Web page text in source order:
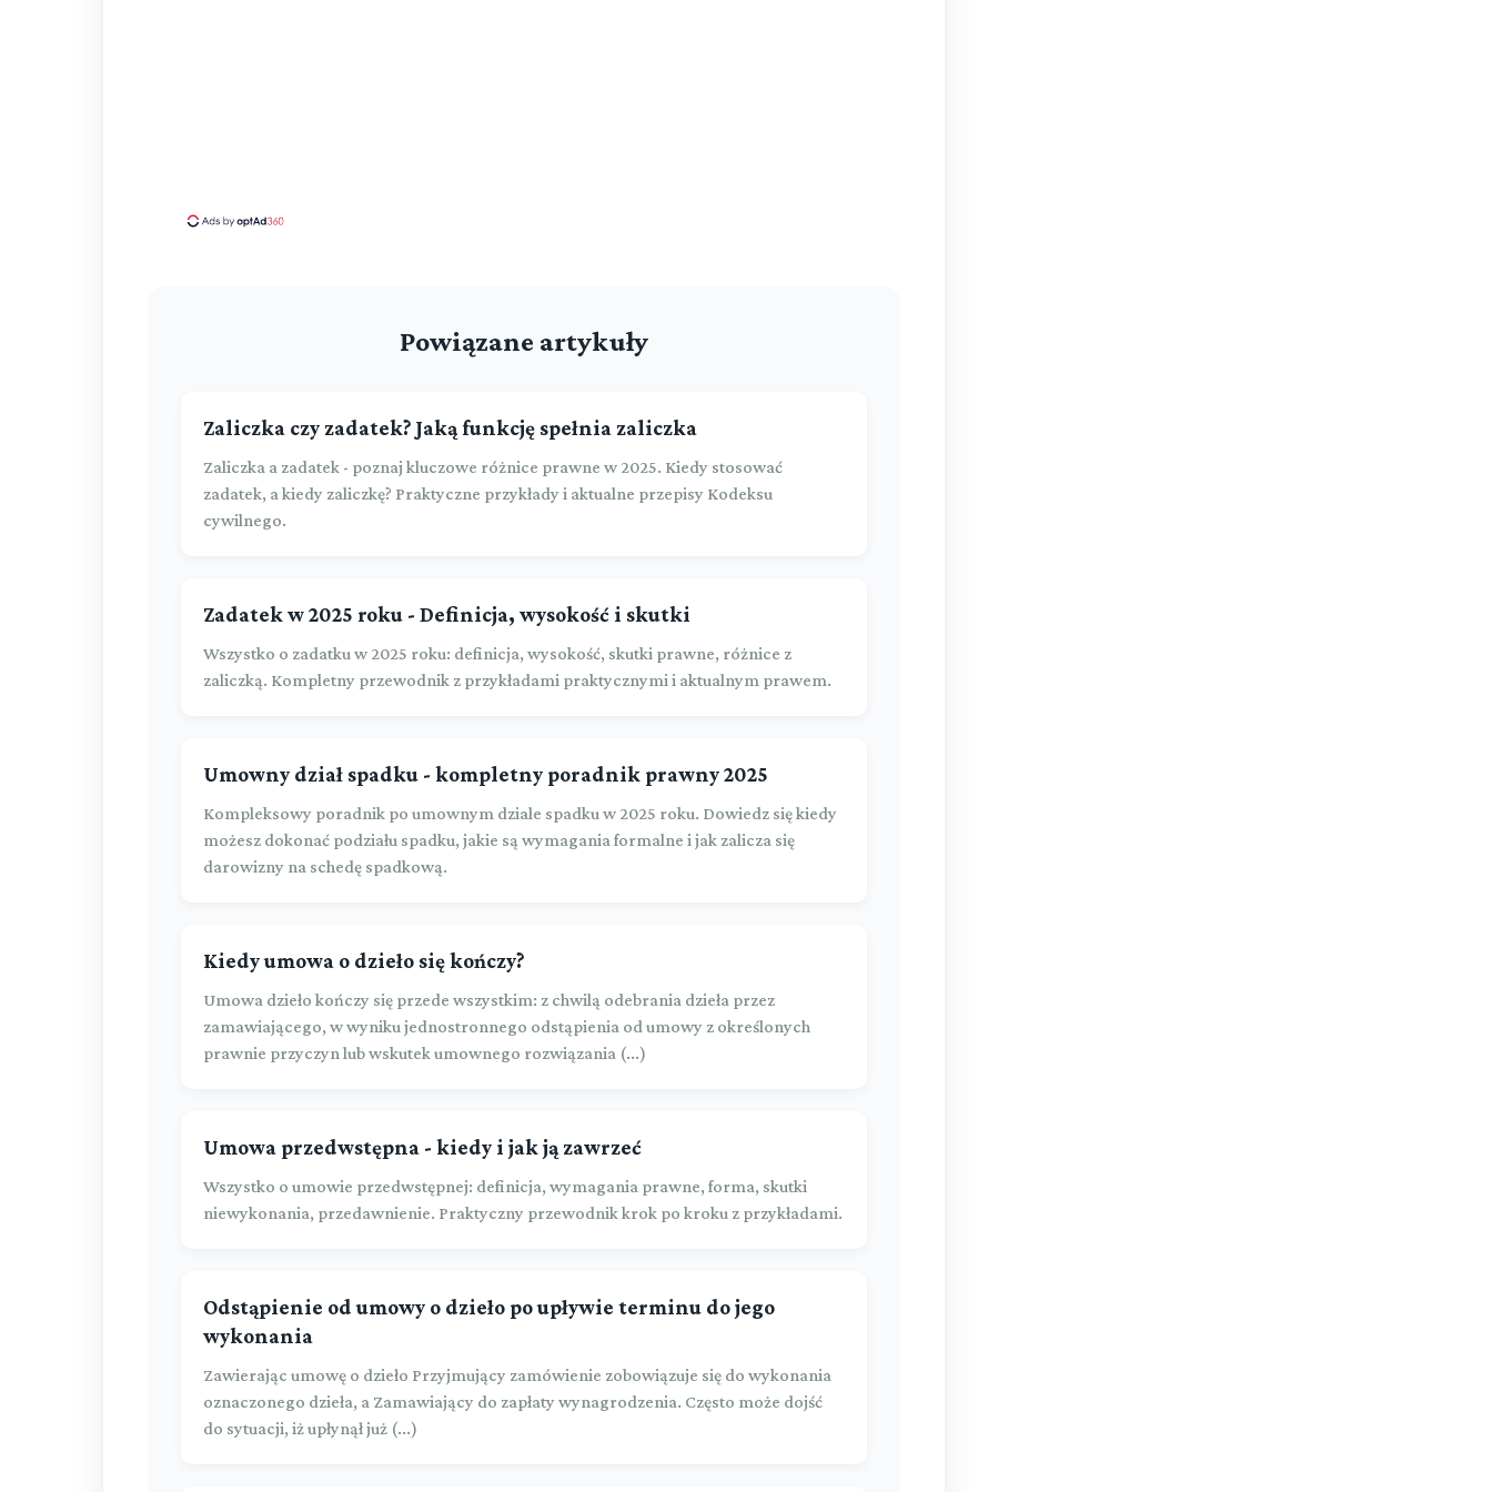
Powiązane artykuły
Zaliczka czy zadatek? Jaką funkcję spełnia zaliczka
Zaliczka a zadatek - poznaj kluczowe różnice prawne w 2025. Kiedy stosować
zadatek, a kiedy zaliczkę? Praktyczne przykłady i aktualne przepisy Kodeksu
cywilnego.
Zadatek w 2025 roku - Definicja, wysokość i skutki
Wszystko o zadatku w 2025 roku: definicja, wysokość, skutki prawne, różnice z
zaliczką. Kompletny przewodnik z przykładami praktycznymi i aktualnym prawem.
Umowny dział spadku - kompletny poradnik prawny 2025
Kompleksowy poradnik po umownym dziale spadku w 2025 roku. Dowiedz się kiedy
możesz dokonać podziału spadku, jakie są wymagania formalne i jak zalicza się
darowizny na schedę spadkową.
Kiedy umowa o dzieło się kończy?
Umowa dzieło kończy się przede wszystkim: z chwilą odebrania dzieła przez
zamawiającego, w wyniku jednostronnego odstąpienia od umowy z określonych
prawnie przyczyn lub wskutek umownego rozwiązania (...)
Umowa przedwstępna - kiedy i jak ją zawrzeć
Wszystko o umowie przedwstępnej: definicja, wymagania prawne, forma, skutki
niewykonania, przedawnienie. Praktyczny przewodnik krok po kroku z przykładami.
Odstąpienie od umowy o dzieło po upływie terminu do jego
wykonania
Zawierając umowę o dzieło Przyjmujący zamówienie zobowiązuje się do wykonania
oznaczonego dzieła, a Zamawiający do zapłaty wynagrodzenia. Często może dojść
do sytuacji, iż upłynął już (...)